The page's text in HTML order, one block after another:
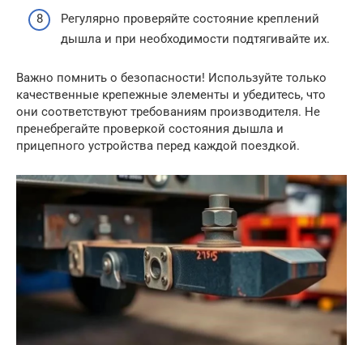
Регулярно проверяйте состояние креплений
дышла и при необходимости подтягивайте их.
Важно помнить о безопасности! Используйте только
качественные крепежные элементы и убедитесь, что
они соответствуют требованиям производителя. Не
пренебрегайте проверкой состояния дышла и
прицепного устройства перед каждой поездкой.